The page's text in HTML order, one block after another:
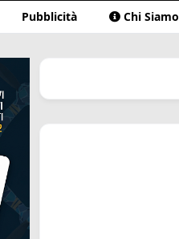
Pubblicità Chi Siamo